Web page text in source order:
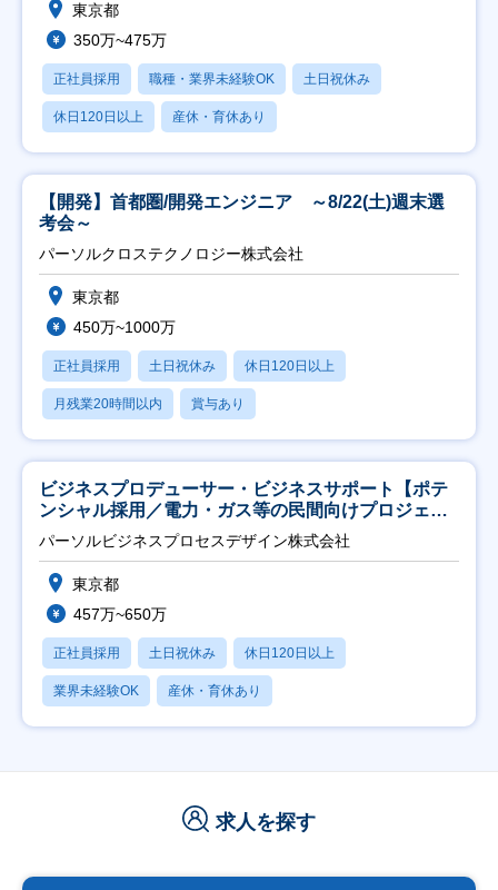
東京都
350万~475万
正社員採用 職種・業界未経験OK 土日祝休み
休日120日以上 産休・育休あり
【開発】首都圏/開発エンジニア ～8/22(土)週末選
考会～
パーソルクロステクノロジー株式会社
東京都
450万~1000万
正社員採用 土日祝休み 休日120日以上
月残業20時間以内 賞与あり
ビジネスプロデューサー・ビジネスサポート【ポテ
ンシャル採用／電力・ガス等の民間向けプロジェク
ト推進】
パーソルビジネスプロセスデザイン株式会社
東京都
457万~650万
正社員採用 土日祝休み 休日120日以上
業界未経験OK 産休・育休あり
求人を探す